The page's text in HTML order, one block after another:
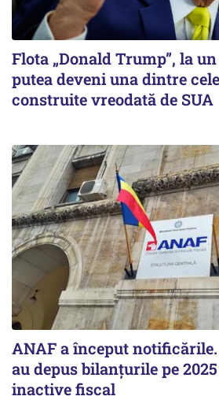
Flota „Donald Trump”, la
putea deveni una dintre
construite vreodată de SUA
ANAF a început
au depus bilanțurile pe
inactive fiscal